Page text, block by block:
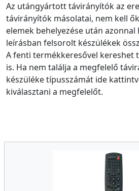
Az utángyártott távirányítók az
távirányítók másolatai, nem kell
elemek behelyezése után azonnal
leírásban felsorolt készülékek
A fenti termékkeresővel kereshet
is. Ha nem találja a megfelelő
készüléke típusszámát ide
kiválasztani a megfelelőt.